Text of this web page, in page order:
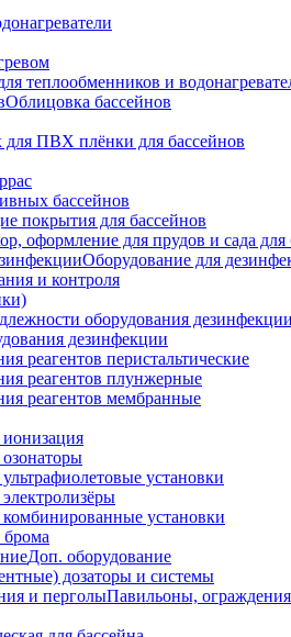
теплообменников и
Облицовка бассейнов
для ПВХ плёнки для бассейнов
бассейнов
покрытия для бассейнов
оформление для прудов и сада для
Оборудование для
и контроля
оборудования дезинфекции
дезинфекции
реагентов перистальтические
реагентов плунжерные
реагентов мембранные
установки
установки
брома
Доп. оборудование
дозаторы и системы
Павильоны,